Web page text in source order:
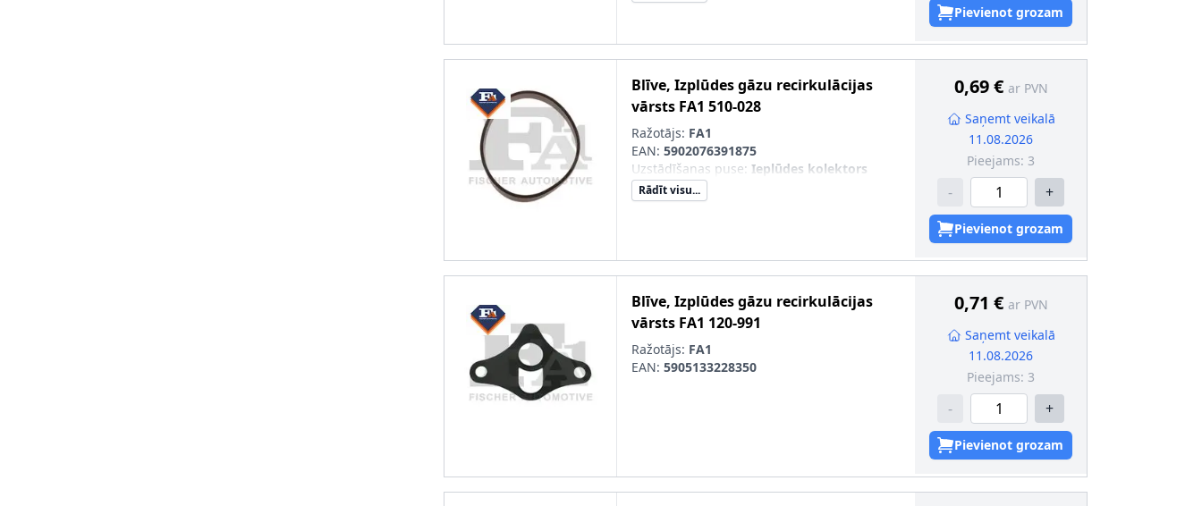
Pievienot grozam
Blīve, Izplūdes gāzu recirkulācijas
vārsts FA1 510-028
Ražotājs: FA1
EAN: 5902076391875
Uzstādīšanas puse: Ieplūdes kolektors
Rādīt visu...
0,69 € ar PVN
Saņemt veikalā
11.08.2026
Pieejams: 3
- +
Pievienot grozam
Blīve, Izplūdes gāzu recirkulācijas
vārsts FA1 120-991
Ražotājs: FA1
EAN: 5905133228350
0,71 € ar PVN
Saņemt veikalā
11.08.2026
Pieejams: 3
- +
Pievienot grozam